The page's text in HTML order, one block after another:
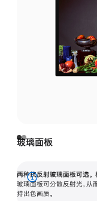
玻璃面板
两种抗反射玻璃面板可选。
玻璃面板可分散反射光，从
持出色画质。
展